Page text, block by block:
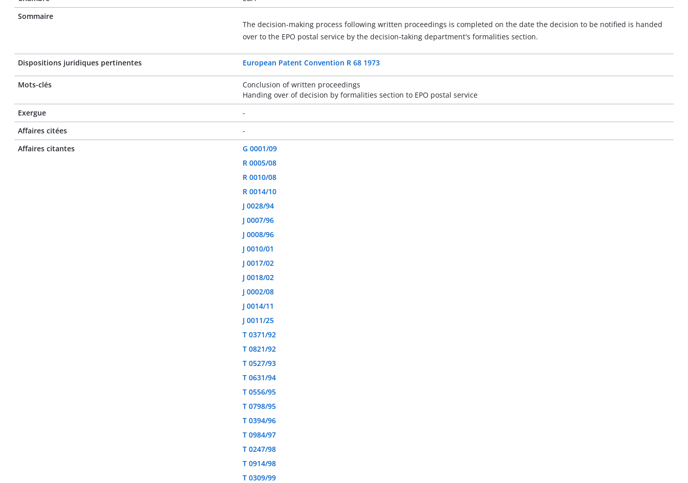
Sommaire
The decision-making process following written proceedings is completed on the date the decision to be notified is handed
over to the EPO postal service by the decision-taking department's formalities section.
Dispositions juridiques pertinentes European Patent Convention R 68 1973
Mots-clés
Conclusion of written proceedings
Handing over of decision by formalities section to EPO postal service
Exergue
-
Affaires citées
-
Affaires citantes
G 0001/09
R 0005/08
R 0010/08
R 0014/10
J 0028/94
J 0007/96
J 0008/96
J 0010/01
J 0017/02
J 0018/02
J 0002/08
J 0014/11
J 0011/25
T 0371/92
T 0821/92
T 0527/93
T 0631/94
T 0556/95
T 0798/95
T 0394/96
T 0984/97
T 0247/98
T 0914/98
T 0309/99